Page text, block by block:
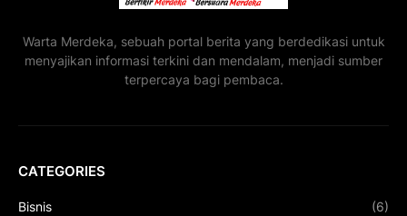
Warta Merdeka, sebuah portal berita yang berdedikasi untuk
menyajikan informasi terkini dan mendalam, menjadi sumber
terpercaya bagi pembaca.
CATEGORIES
Bisnis (6)